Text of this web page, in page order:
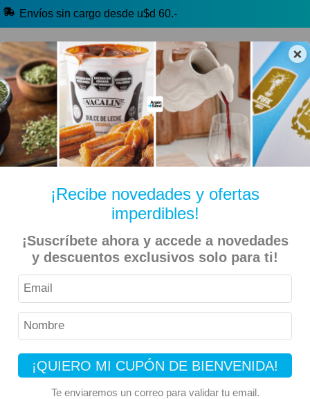
×
¡Recibe novedades y ofertas
imperdibles!
¡Suscríbete ahora y accede a novedades
y descuentos exclusivos solo para ti!
¡QUIERO MI CUPÓN DE BIENVENIDA!
Te enviaremos un correo para validar tu email.
Envíos sin cargo desde u$d 60.-
🔥 Selección Argentina
🧉 Clásicos argentinos 🏷️ Todas las categorías
Inicio Kiosko Dulce y Salado Alfajores y Conitos
Tatín – Alfajor Blanco